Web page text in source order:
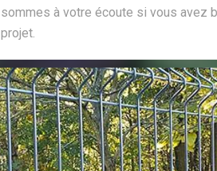
sommes à votre écoute si vous avez
projet.